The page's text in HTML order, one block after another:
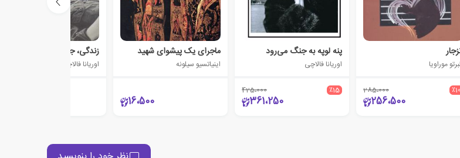
موراویا
٪10 285،000
256،500
پنه لوپه به جنگ می‌رود
اوریانا فالاچی
٪15 425،000
361،250
ماجرای یک پیشوای شهید
اینیاتسیو سیلونه
16،500
زندگی، جنگ و دیگر هیچ
اوریانا فالاچی